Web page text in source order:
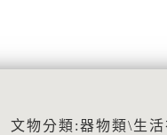
文物分類:器物類\生活